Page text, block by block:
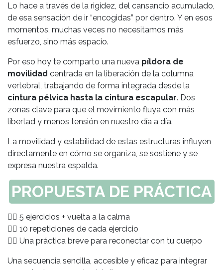
Lo hace a través de la rigidez, del cansancio acumulado,
de esa sensación de ir “encogidas” por dentro. Y en esos
momentos, muchas veces no necesitamos más
esfuerzo, sino más espacio.
Por eso hoy te comparto una nueva píldora de
movilidad centrada en la liberación de la columna
vertebral, trabajando de forma integrada desde la
cintura pélvica hasta la cintura escapular. Dos
zonas clave para que el movimiento fluya con más
libertad y menos tensión en nuestro día a día.
La movilidad y estabilidad de estas estructuras influyen
directamente en cómo se organiza, se sostiene y se
expresa nuestra espalda.
PROPUESTA DE PRÁCTICA
👉🏽 5 ejercicios + vuelta a la calma
👉🏽 10 repeticiones de cada ejercicio
👉🏽 Una práctica breve para reconectar con tu cuerpo
Una secuencia sencilla, accesible y eficaz para integrar